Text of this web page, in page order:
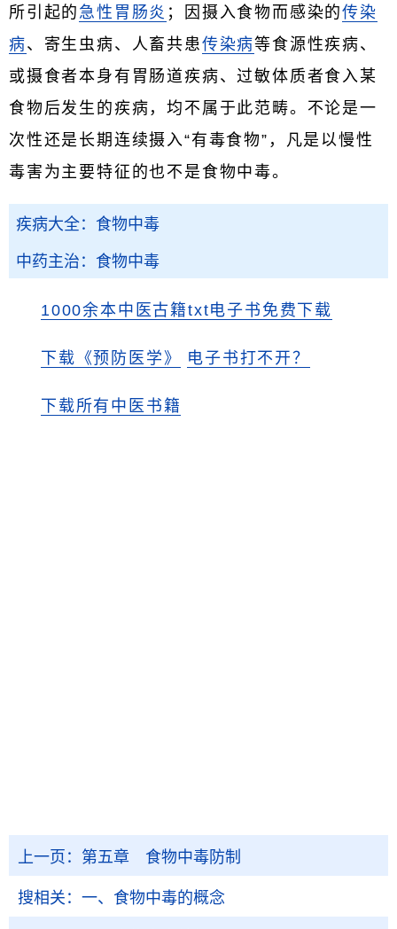
所引起的 急性胃肠炎 ；因摄入食物而感染的传染
病、寄生虫病、人畜共患传染病等食源性疾病、
或摄食者本身有胃肠道疾病、过敏体质者食入某
食物后发生的疾病，均不属于此范畴。不论是一
次性还是长期连续摄入“有毒食物”，凡是以慢性
毒害为主要特征的也不是食物中毒。
疾病大全：食物中毒
中药主治：食物中毒
1000余本中医古籍txt电子书免费下载
下载《预防医学》 电子书打不开？
下载所有中医书籍
上一页： 第五章 食物中毒防制
搜相关： 一、食物中毒的概念